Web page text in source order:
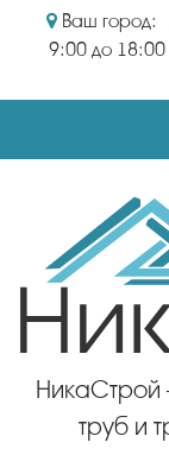
Ваш город:
9:00 до 18:00
НикаСтрой
труб и